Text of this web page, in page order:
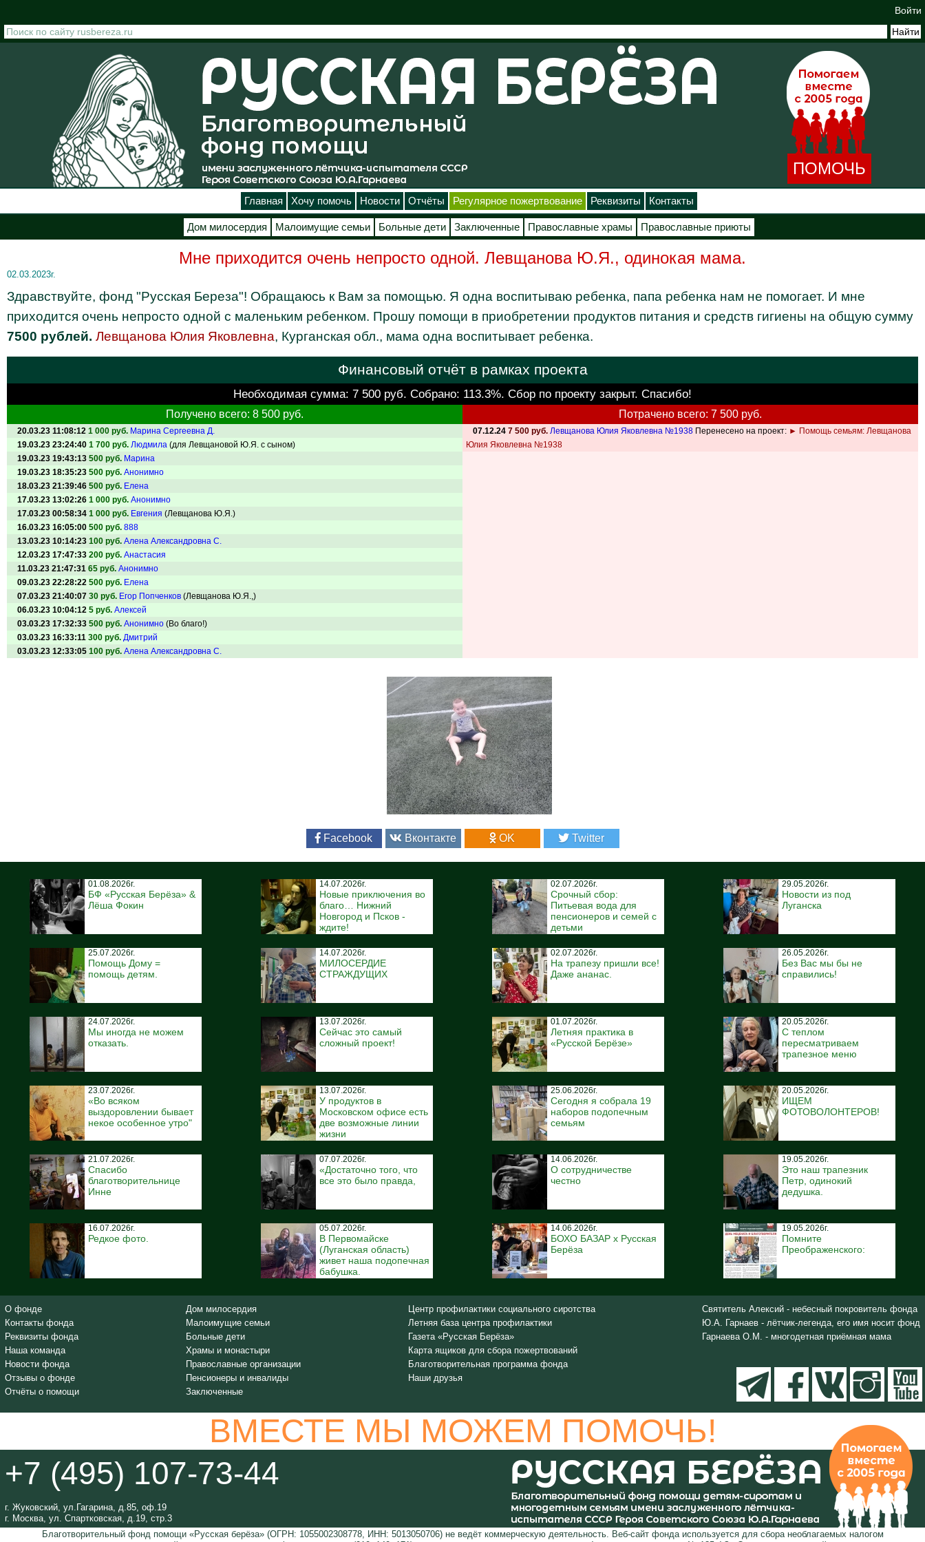
Войти
ПОМОЧЬ
Главная Хочу помочь Новости Отчёты Регулярное пожертвование Реквизиты Контакты
Дом милосердия Малоимущие семьи Больные дети Заключенные Православные храмы Православные приюты
Мне приходится очень непросто одной. Левщанова Ю.Я., одинокая мама.
02.03.2023г.
Здравствуйте, фонд "Русская Береза"! Обращаюсь к Вам за помощью. Я одна воспитываю ребенка, папа ребенка нам не помогает. И мне
приходится очень непросто одной с маленьким ребенком. Прошу помощи в приобретении продуктов питания и средств гигиены на общую сумму
7500 рублей. Левщанова Юлия Яковлевна, Курганская обл., мама одна воспитывает ребенка.
Финансовый отчёт в рамках проекта
Необходимая сумма: 7 500 руб. Собрано: 113.3%. Сбор по проекту закрыт. Спасибо!
Получено всего: 8 500 руб. Потрачено всего: 7 500 руб.
20.03.23 11:08:12 1 000 руб. Марина Сергеевна Д.
19.03.23 23:24:40 1 700 руб. Людмила (для Левщановой Ю.Я. с сыном)
19.03.23 19:43:13 500 руб. Марина
19.03.23 18:35:23 500 руб. Анонимно
18.03.23 21:39:46 500 руб. Елена
17.03.23 13:02:26 1 000 руб. Анонимно
17.03.23 00:58:34 1 000 руб. Евгения (Левщанова Ю.Я.)
16.03.23 16:05:00 500 руб. 888
13.03.23 10:14:23 100 руб. Алена Александровна С.
12.03.23 17:47:33 200 руб. Анастасия
11.03.23 21:47:31 65 руб. Анонимно
09.03.23 22:28:22 500 руб. Елена
07.03.23 21:40:07 30 руб. Егор Попченков (Левщанова Ю.Я.,)
06.03.23 10:04:12 5 руб. Алексей
03.03.23 17:32:33 500 руб. Анонимно (Во благо!)
03.03.23 16:33:11 300 руб. Дмитрий
03.03.23 12:33:05 100 руб. Алена Александровна С.
07.12.24 7 500 руб. Левщанова Юлия Яковлевна №1938 Перенесено на проект: ► Помощь семьям: Левщанова
Юлия Яковлевна №1938
Facebook Вконтакте OK Twitter
01.08.2026г.
БФ «Русская Берёза» &
Лёша Фокин
25.07.2026г.
Помощь Дому =
помощь детям.
24.07.2026г.
Мы иногда не можем
отказать.
23.07.2026г.
«Во всяком
выздоровлении бывает
некое особенное утро"
21.07.2026г.
Спасибо
благотворительнице
Инне
16.07.2026г.
Редкое фото.
14.07.2026г.
Новые приключения во
благо… Нижний
Новгород и Псков -
ждите!
14.07.2026г.
МИЛОСЕРДИЕ
СТРАЖДУЩИХ
13.07.2026г.
Сейчас это самый
сложный проект!
13.07.2026г.
У продуктов в
Московском офисе есть
две возможные линии
жизни
07.07.2026г.
«Достаточно того, что
все это было правда,
05.07.2026г.
В Первомайске
(Луганская область)
живет наша подопечная
бабушка.
02.07.2026г.
Срочный сбор:
Питьевая вода для
пенсионеров и семей с
детьми
02.07.2026г.
На трапезу пришли все!
Даже ананас.
01.07.2026г.
Летняя практика в
«Русской Берёзе»
25.06.2026г.
Сегодня я собрала 19
наборов подопечным
семьям
14.06.2026г.
О сотрудничестве
честно
14.06.2026г.
БОХО БАЗАР x Русская
Берёза
29.05.2026г.
Новости из под
Луганска
26.05.2026г.
Без Вас мы бы не
справились!
20.05.2026г.
С теплом
пересматриваем
трапезное меню
20.05.2026г.
ИЩЕМ
ФОТОВОЛОНТЕРОВ!
19.05.2026г.
Это наш трапезник
Петр, одинокий
дедушка.
19.05.2026г.
Помните
Преображенского:
О фонде
Контакты фонда
Реквизиты фонда
Наша команда
Новости фонда
Отзывы о фонде
Отчёты о помощи
Дом милосердия
Малоимущие семьи
Больные дети
Храмы и монастыри
Православные организации
Пенсионеры и инвалиды
Заключенные
Центр профилактики социального сиротства
Летняя база центра профилактики
Газета «Русская Берёза»
Карта ящиков для сбора пожертвований
Благотворительная программа фонда
Наши друзья
Святитель Алексий - небесный покровитель фонда
Ю.А. Гарнаев - лётчик-легенда, его имя носит фонд
Гарнаева О.М. - многодетная приёмная мама
+7 (495) 107-73-44
г. Жуковский, ул.Гагарина, д.85, оф.19
г. Москва, ул. Спартковская, д.19, стр.3
ВМЕСТЕ МЫ МОЖЕМ ПОМОЧЬ!
Благотворительный фонд помощи «Русская берёза» (ОГРН: 1055002308778, ИНН: 5013050706) не ведёт коммерческую деятельность. Веб-сайт фонда используется для сбора необлагаемых налогом